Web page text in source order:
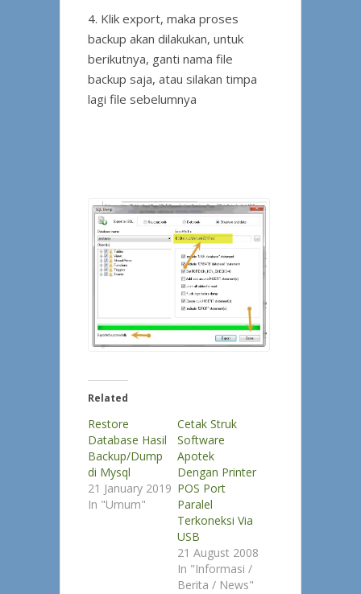
4. Klik export, maka proses
backup akan dilakukan, untuk
berikutnya, ganti nama file
backup saja, atau silakan timpa
lagi file sebelumnya
Related
Restore
Database Hasil
Backup/Dump
di Mysql
21 January 2019
In "Umum"
Cetak Struk
Software
Apotek
Dengan Printer
POS Port
Paralel
Terkoneksi Via
USB
21 August 2008
In "Informasi /
Berita / News"